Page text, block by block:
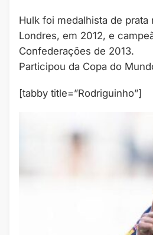
Hulk foi medalhista de prata
Londres, em 2012, e
Confederações de 2013.
Participou da Copa do
[tabby title=”Rodriguinho”]